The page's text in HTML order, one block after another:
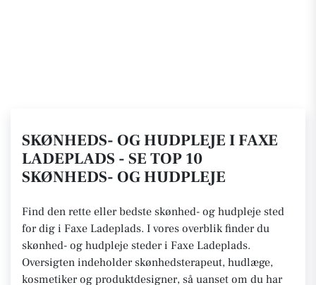
SKØNHEDS- OG HUDPLEJE I FAXE
LADEPLADS - SE TOP 10
SKØNHEDS- OG HUDPLEJE
Find den rette eller bedste skønhed- og hudpleje sted
for dig i Faxe Ladeplads. I vores overblik finder du
skønhed- og hudpleje steder i Faxe Ladeplads.
Oversigten indeholder skønhedsterapeut, hudlæge,
kosmetiker og produktdesigner, så uanset om du har